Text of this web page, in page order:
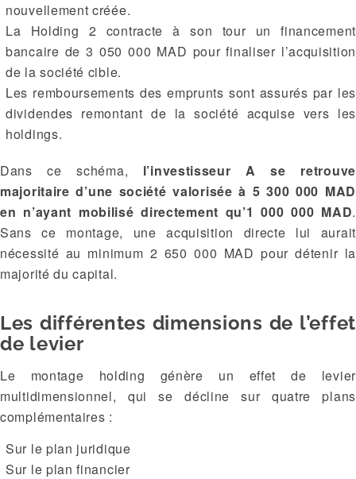
nouvellement créée.
La Holding 2 contracte à son tour un financement
bancaire de 3 050 000 MAD pour finaliser l’acquisition
de la société cible.
Les remboursements des emprunts sont assurés par les
dividendes remontant de la société acquise vers les
holdings.
Dans ce schéma, l’investisseur A se retrouve
majoritaire d’une société valorisée à 5 300 000 MAD
en n’ayant mobilisé directement qu’1 000 000 MAD.
Sans ce montage, une acquisition directe lui aurait
nécessité au minimum 2 650 000 MAD pour détenir la
majorité du capital.
Les différentes dimensions de l’effet
de levier
Le montage holding génère un effet de levier
multidimensionnel, qui se décline sur quatre plans
complémentaires :
Sur le plan juridique
Sur le plan financier